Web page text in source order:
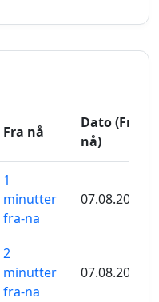
Fra nå
Dato (Fra
nå)
1
minutter
fra-na
07.08.2026
2
minutter
fra-na
07.08.2026